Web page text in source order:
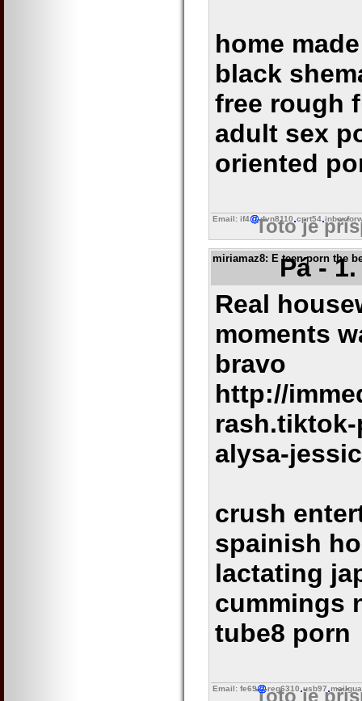
home
black
free rough
adult sex
oriented
Email: if4 dvn8110 cprt54
Toto je
miriamaz8: E teen porn the
Pá -
Real
moments
bravo
http://
alysa-
crush
spainish
lactating
cummings
tube8 porn
Email: fe69 reg6310 usb97
Toto je